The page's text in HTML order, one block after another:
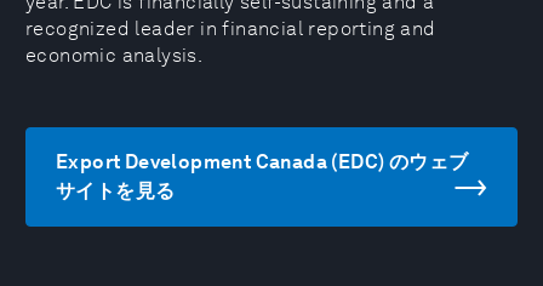
recognized leader in financial reporting and
economic analysis.
Export Development Canada (EDC) のウェブ
サイトを見る